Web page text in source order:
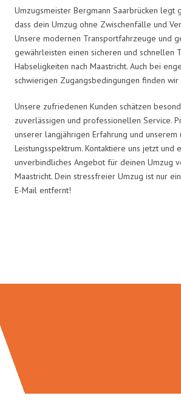
Umzugsmeister Bergmann Saarbrücken legt
dass dein Umzug ohne Zwischenfälle und
Unsere modernen Transportfahrzeuge und
gewährleisten einen sicheren und schnellen
Habseligkeiten nach Maastricht. Auch bei
schwierigen Zugangsbedingungen finden wir
Unsere zufriedenen Kunden schätzen
zuverlässigen und professionellen Service.
unserer langjährigen Erfahrung und unserem
Leistungsspektrum. Kontaktiere uns jetzt und
unverbindliches Angebot für deinen Umzug
Maastricht. Dein stressfreier Umzug ist nur
E-Mail entfernt!